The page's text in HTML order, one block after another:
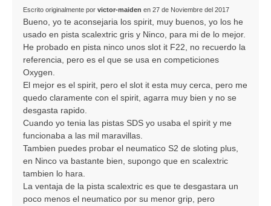
Escrito originalmente por victor-maiden en 27 de Noviembre del 2017
Bueno, yo te aconsejaria los spirit, muy buenos, yo los he
usado en pista scalextric gris y Ninco, para mi de lo mejor.
He probado en pista ninco unos slot it F22, no recuerdo la
referencia, pero es el que se usa en competiciones
Oxygen.
El mejor es el spirit, pero el slot it esta muy cerca, pero me
quedo claramente con el spirit, agarra muy bien y no se
desgasta rapido.
Cuando yo tenia las pistas SDS yo usaba el spirit y me
funcionaba a las mil maravillas.
Tambien puedes probar el neumatico S2 de sloting plus,
en Ninco va bastante bien, supongo que en scalextric
tambien lo hara.
La ventaja de la pista scalextric es que te desgastara un
poco menos el neumatico por su menor grip, pero